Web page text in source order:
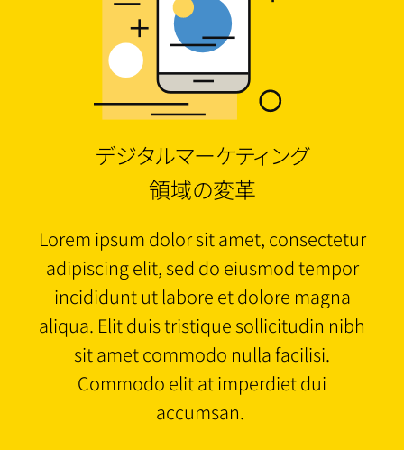
デジタルマーケティング
領域の変革
Lorem ipsum dolor sit amet, consectetur
adipiscing elit, sed do eiusmod tempor
incididunt ut labore et dolore magna
aliqua. Elit duis tristique sollicitudin nibh
sit amet commodo nulla facilisi.
Commodo elit at imperdiet dui
accumsan.